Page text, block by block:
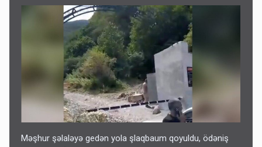
Məşhur şəlaləyə gedən yola şlaqbaum qoyuldu, ödəniş